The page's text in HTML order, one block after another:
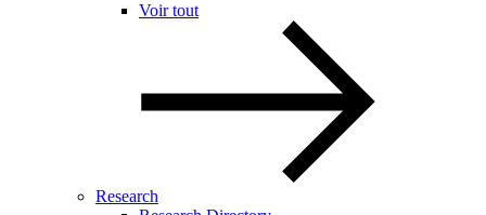
Voir tout
Research